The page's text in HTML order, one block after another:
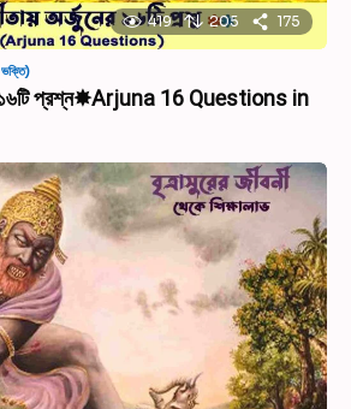
419 205 175
১৬টি প্রশ্ন✸Arjuna 16 Questions in